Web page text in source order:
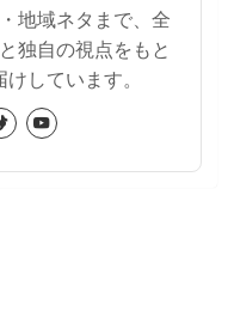
地域ネタまで、全
独自の視点をもと
しています。